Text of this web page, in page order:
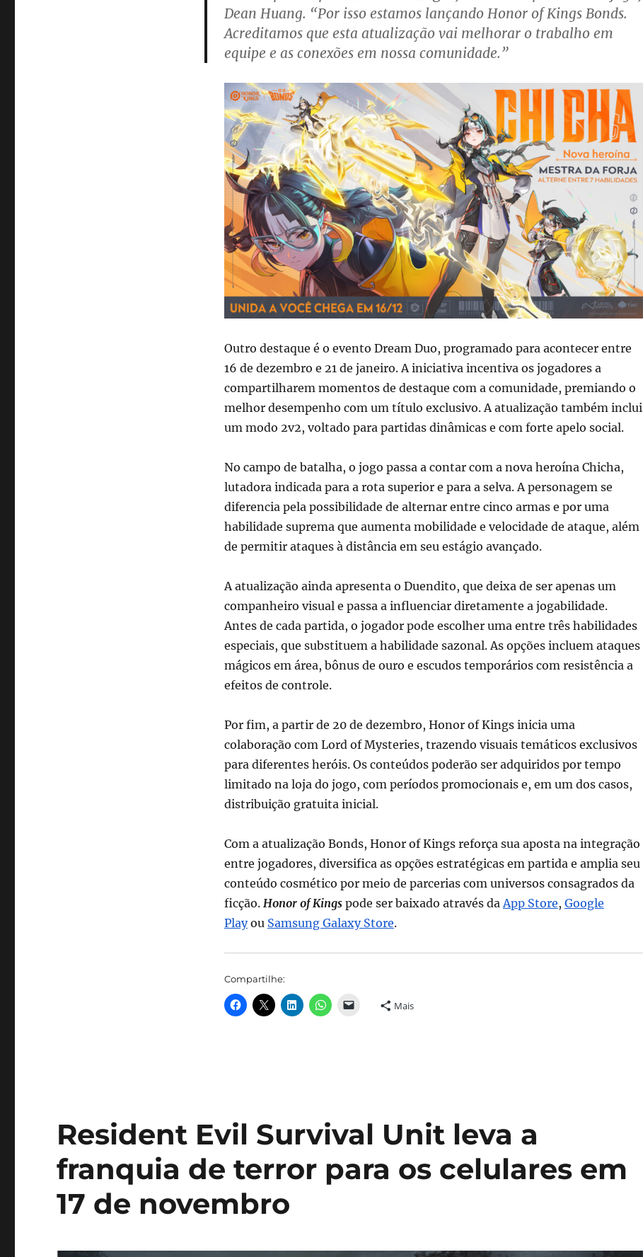
Dean Huang. “Por isso estamos lançando Honor of Kings Bonds.
Acreditamos que esta atualização vai melhorar o trabalho em
equipe e as conexões em nossa comunidade.”
Outro destaque é o evento Dream Duo, programado para acontecer entre
16 de dezembro e 21 de janeiro. A iniciativa incentiva os jogadores a
compartilharem momentos de destaque com a comunidade, premiando o
melhor desempenho com um título exclusivo. A atualização também inclui
um modo 2v2, voltado para partidas dinâmicas e com forte apelo social.
No campo de batalha, o jogo passa a contar com a nova heroína Chicha,
lutadora indicada para a rota superior e para a selva. A personagem se
diferencia pela possibilidade de alternar entre cinco armas e por uma
habilidade suprema que aumenta mobilidade e velocidade de ataque, além
de permitir ataques à distância em seu estágio avançado.
A atualização ainda apresenta o Duendito, que deixa de ser apenas um
companheiro visual e passa a influenciar diretamente a jogabilidade.
Antes de cada partida, o jogador pode escolher uma entre três habilidades
especiais, que substituem a habilidade sazonal. As opções incluem ataques
mágicos em área, bônus de ouro e escudos temporários com resistência a
efeitos de controle.
Por fim, a partir de 20 de dezembro, Honor of Kings inicia uma
colaboração com Lord of Mysteries, trazendo visuais temáticos exclusivos
para diferentes heróis. Os conteúdos poderão ser adquiridos por tempo
limitado na loja do jogo, com períodos promocionais e, em um dos casos,
distribuição gratuita inicial.
Com a atualização Bonds, Honor of Kings reforça sua aposta na integração
entre jogadores, diversifica as opções estratégicas em partida e amplia seu
conteúdo cosmético por meio de parcerias com universos consagrados da
ficção. Honor of Kingspode ser baixado através daApp Store, Google
Playou Samsung Galaxy Store.
Compartilhe:
Mais
Resident Evil Survival Unit leva a
franquia de terror para os celulares em
17 de novembro